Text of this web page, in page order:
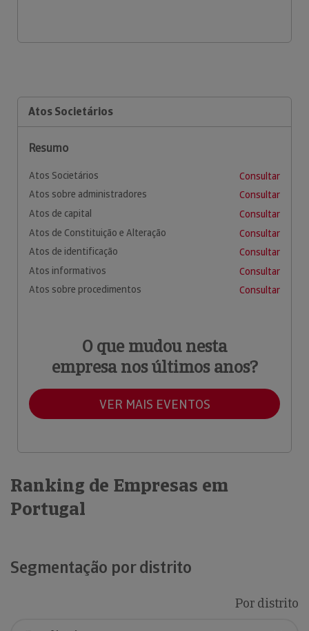
Atos Societários
Resumo
Atos Societários
Consultar
Atos sobre administradores
Consultar
Atos de capital
Consultar
Atos de Constituição e Alteração
Consultar
Atos de identificação
Consultar
Atos informativos
Consultar
Atos sobre procedimentos
Consultar
O que mudou nesta
empresa nos últimos anos?
VER MAIS EVENTOS
Ranking de Empresas em
Portugal
Segmentação por distrito
Por distrito